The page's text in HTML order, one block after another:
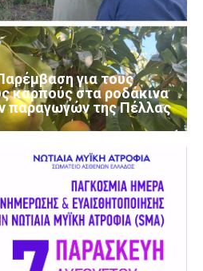
για τους
καρπούς στα ροδάκινα
παραγωγών της Πέλλας